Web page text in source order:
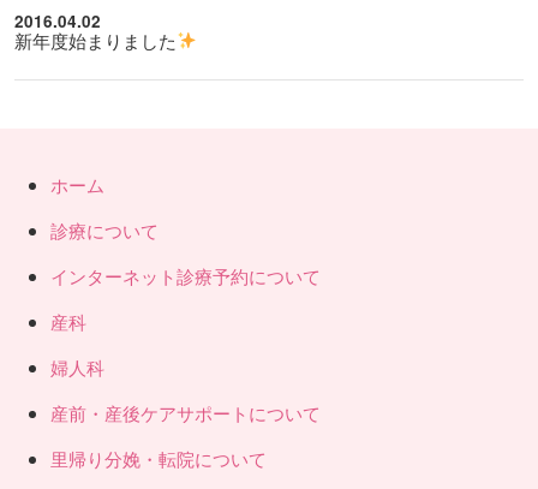
2016.04.02
新年度始まりました
ホーム
診療について
インターネット診療予約について
産科
婦人科
産前・産後ケアサポートについて
里帰り分娩・転院について